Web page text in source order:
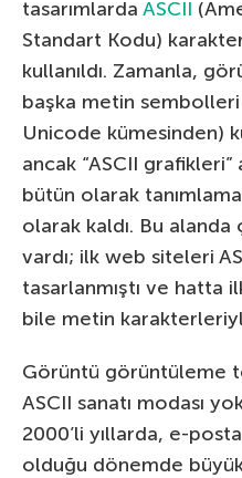
tasarımlarda ASCII
Standart Kodu)
kullanıldı. Zamanla,
başka metin
Unicode kümesinden)
ancak “ASCII
bütün olarak
olarak kaldı. Bu alanda
vardı; ilk web siteleri
tasarlanmıştı ve hatta
bile metin
Görüntü görüntüleme
ASCII sanatı modası
2000’li yıllarda, e-
olduğu dönemde